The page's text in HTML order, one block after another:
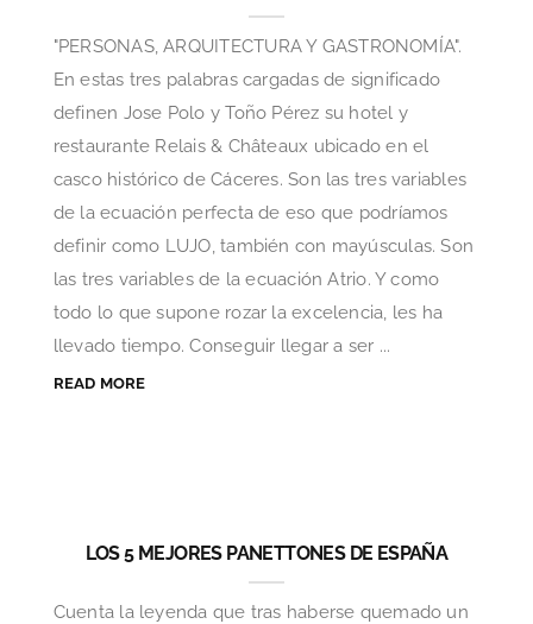
"PERSONAS, ARQUITECTURA Y GASTRONOMÍA".
En estas tres palabras cargadas de significado
definen Jose Polo y Toño Pérez su hotel y
restaurante Relais & Châteaux ubicado en el
casco histórico de Cáceres. Son las tres variables
de la ecuación perfecta de eso que podríamos
definir como LUJO, también con mayúsculas. Son
las tres variables de la ecuación Atrio. Y como
todo lo que supone rozar la excelencia, les ha
llevado tiempo. Conseguir llegar a ser ...
READ MORE
LOS 5 MEJORES PANETTONES DE ESPAÑA
Cuenta la leyenda que tras haberse quemado un